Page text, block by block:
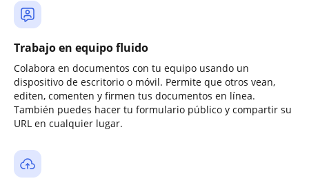
Trabajo en equipo fluido
Colabora en documentos con tu equipo usando un
dispositivo de escritorio o móvil. Permite que otros vean,
editen, comenten y firmen tus documentos en línea.
También puedes hacer tu formulario público y compartir su
URL en cualquier lugar.